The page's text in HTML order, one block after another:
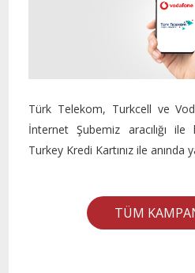
Türk Telekom, Turkcell ve
İnternet Şubemiz aracılığı ile
Turkey Kredi Kartınız ile anında
TÜM